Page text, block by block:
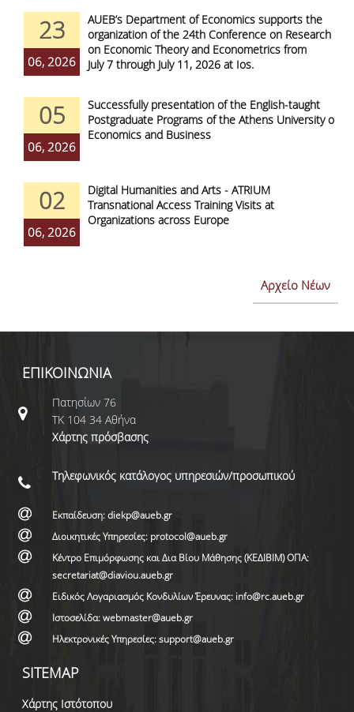
23
06, 2026
AUEB’s Department of Economics supports the
organization of the 24th Conference on Research
on Economic Theory and Econometrics from
July 7 through July 11, 2026 at Ios.
05
06, 2026
Successfully presentation of the English-taught
Postgraduate Programs of the Athens University of
Economics and Business
02
06, 2026
Digital Humanities and Arts - ATRIUM
Transnational Access Training Visits at
Organizations across Europe
Αρχείο Νέων
ΕΠΙΚΟΙΝΩΝΙΑ
Πατησίων 76
ΤΚ 104 34 Αθήνα
Χάρτης πρόσβασης
Τηλεφωνικός κατάλογος υπηρεσιών/προσωπικού
Εκπαίδευση: diekp@aueb.gr
Διοικητικές Υπηρεσίες: protocol@aueb.gr
Κέντρο Επιμόρφωσης και Δια Βίου Μάθησης (ΚΕΔΙΒΙΜ) ΟΠΑ:
secretariat@diaviou.aueb.gr
Ειδικός Λογαριασμός Κονδυλίων Έρευνας: info@rc.aueb.gr
Ιστοσελίδα: webmaster@aueb.gr
Ηλεκτρονικές Υπηρεσίες: support@aueb.gr
SITEMAP
Χάρτης Ιστότοπου